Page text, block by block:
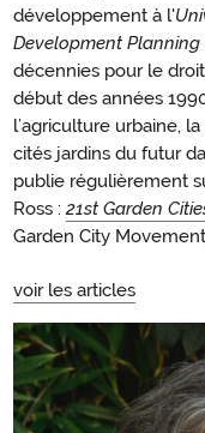
développement à l'
Development Planning
décennies pour le
début des années
l’agriculture urbaine,
cités jardins du futur
publie régulièrement
Ross :21st Garden
Garden City
voir les articles